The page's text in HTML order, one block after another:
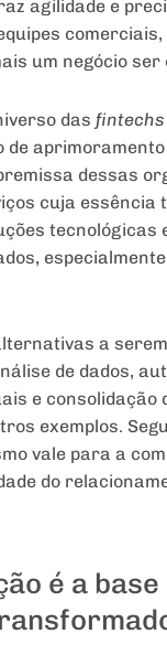
agilidade e
um negócio ser
das fintechs
dessas
cuja essência
tecnológicas
a
de dados,
e consolidação
exemplos.
vale para a
do
é a base